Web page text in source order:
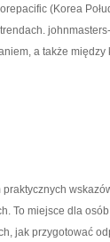
(Korea
a także
To miejsce dla
jak przygotować